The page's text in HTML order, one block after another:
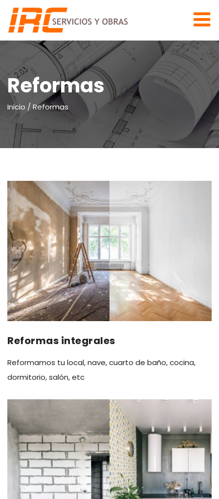
Reformas
Inicio / Reformas
Reformas integrales
Reformamos tu local, nave, cuarto de baño, cocina,
dormitorio, salón, etc